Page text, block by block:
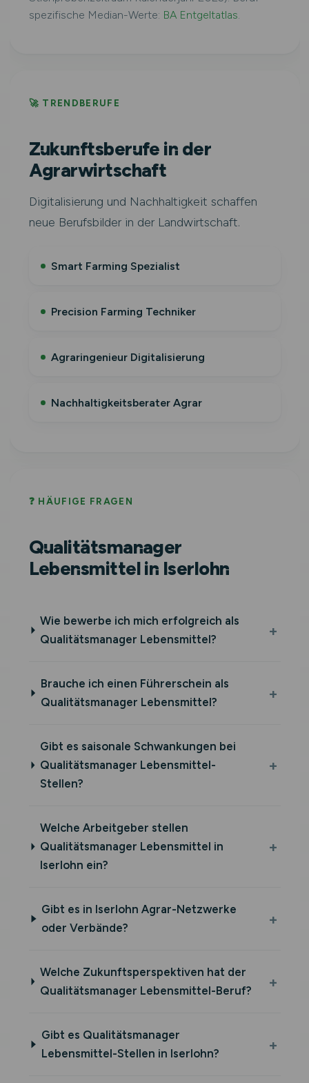
spezifische Median-Werte: BA Entgeltatlas.
🚀 TRENDBERUFE
Zukunftsberufe in der
Agrarwirtschaft
Digitalisierung und Nachhaltigkeit schaffen
neue Berufsbilder in der Landwirtschaft.
Smart Farming Spezialist
Precision Farming Techniker
Agraringenieur Digitalisierung
Nachhaltigkeitsberater Agrar
❓ HÄUFIGE FRAGEN
Qualitätsmanager
Lebensmittel in Iserlohn
Wie bewerbe ich mich erfolgreich als
Qualitätsmanager Lebensmittel?
Brauche ich einen Führerschein als
Qualitätsmanager Lebensmittel?
Gibt es saisonale Schwankungen bei
Qualitätsmanager Lebensmittel-
Stellen?
Welche Arbeitgeber stellen
Qualitätsmanager Lebensmittel in
Iserlohn ein?
Gibt es in Iserlohn Agrar-Netzwerke
oder Verbände?
Welche Zukunftsperspektiven hat der
Qualitätsmanager Lebensmittel-Beruf?
Gibt es Qualitätsmanager
Lebensmittel-Stellen in Iserlohn?